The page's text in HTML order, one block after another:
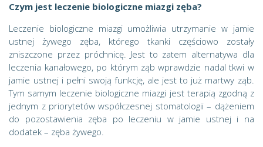
Czym jest leczenie biologiczne miazgi zęba?
Leczenie biologiczne miazgi umożliwia utrzymanie w jamie
ustnej żywego zęba, którego tkanki częściowo zostały
zniszczone przez próchnicę. Jest to zatem alternatywa dla
leczenia kanałowego, po którym ząb wprawdzie nadal tkwi w
jamie ustnej i pełni swoją funkcję, ale jest to już martwy ząb.
Tym samym leczenie biologiczne miazgi jest terapią zgodną z
jednym z priorytetów współczesnej stomatologii – dążeniem
do pozostawienia zęba po leczeniu w jamie ustnej i na
dodatek – zęba żywego.